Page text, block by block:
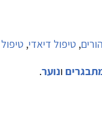
, טיפול דיאדי,
ונוער.